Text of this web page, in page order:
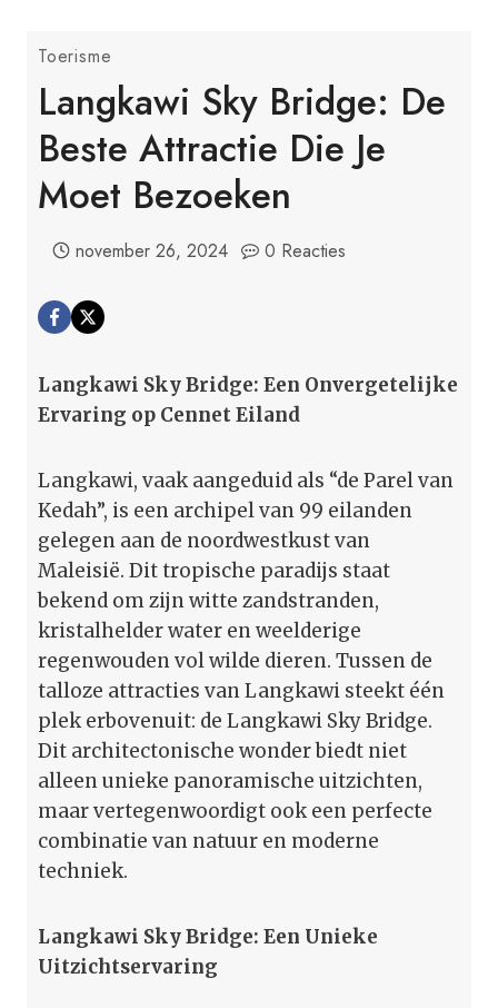
Toerisme
Langkawi Sky Bridge: De
Beste Attractie Die Je
Moet Bezoeken
november 26, 2024 0 Reacties
Langkawi Sky Bridge: Een Onvergetelijke
Ervaring op Cennet Eiland
Langkawi, vaak aangeduid als “de Parel van
Kedah”, is een archipel van 99 eilanden
gelegen aan de noordwestkust van
Maleisië. Dit tropische paradijs staat
bekend om zijn witte zandstranden,
kristalhelder water en weelderige
regenwouden vol wilde dieren. Tussen de
talloze attracties van Langkawi steekt één
plek erbovenuit: de Langkawi Sky Bridge.
Dit architectonische wonder biedt niet
alleen unieke panoramische uitzichten,
maar vertegenwoordigt ook een perfecte
combinatie van natuur en moderne
techniek.
Langkawi Sky Bridge: Een Unieke
Uitzichtservaring